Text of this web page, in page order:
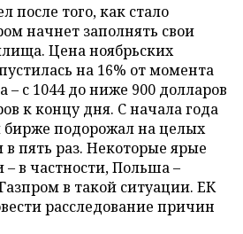
после того, как стало
начнет заполнять свои
Цена ноябрьских
на 16% от момента
– с 1044 до ниже 900 долларов
к концу дня. С начала года
бирже подорожал на целых
в пять раз. Некоторые ярые
в частности, Польша –
в такой ситуации. ЕК
расследование причин